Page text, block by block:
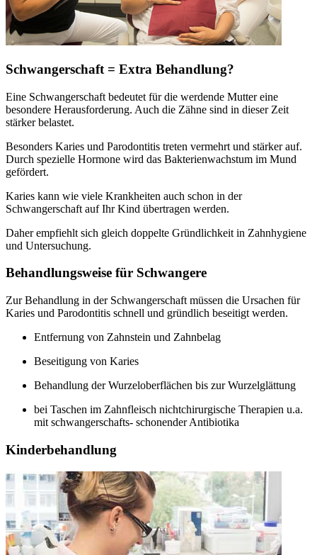
Schwangerschaft = Extra Behandlung?
Eine Schwangerschaft bedeutet für die werdende Mutter eine
besondere Herausforderung. Auch die Zähne sind in dieser Zeit
stärker belastet.
Besonders Karies und Parodontitis treten vermehrt und stärker auf.
Durch spezielle Hormone wird das Bakterienwachstum im Mund
gefördert.
Karies kann wie viele Krankheiten auch schon in der
Schwangerschaft auf Ihr Kind übertragen werden.
Daher empfiehlt sich gleich doppelte Gründlichkeit in Zahnhygiene
und Untersuchung.
Behandlungsweise für Schwangere
Zur Behandlung in der Schwangerschaft müssen die Ursachen für
Karies und Parodontitis schnell und gründlich beseitigt werden.
Entfernung von Zahnstein und Zahnbelag
Beseitigung von Karies
Behandlung der Wurzeloberflächen bis zur Wurzelglättung
bei Taschen im Zahnfleisch nichtchirurgische Therapien u.a.
mit schwangerschafts- schonender Antibiotika
Kinderbehandlung